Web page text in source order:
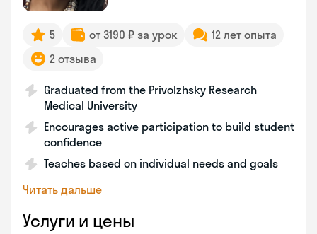
5 от 3190 ₽ за урок
12 лет опыта
2 отзыва
Graduated from the Privolzhsky Research
Medical University
Encourages active participation to build student
confidence
Teaches based on individual needs and goals
Читать дальше
Услуги и цены